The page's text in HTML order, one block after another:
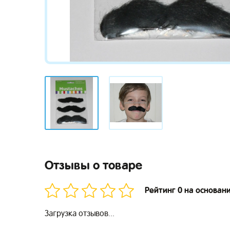
Отзывы о товаре
Рейтинг 0 на
Загрузка отзывов...